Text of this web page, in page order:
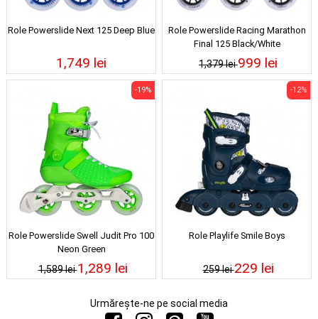
Role Powerslide Next 125 Deep Blue
1,749 lei
Role Powerslide Racing Marathon
Final 125 Black/White
1,379 lei999 lei
Role Powerslide Swell Judit Pro 100
Neon Green
1,589 lei
-19%
1,289 lei
Role Playlife Smile Boys
259 lei
-12%
229 lei
Urmărește-ne pe social media